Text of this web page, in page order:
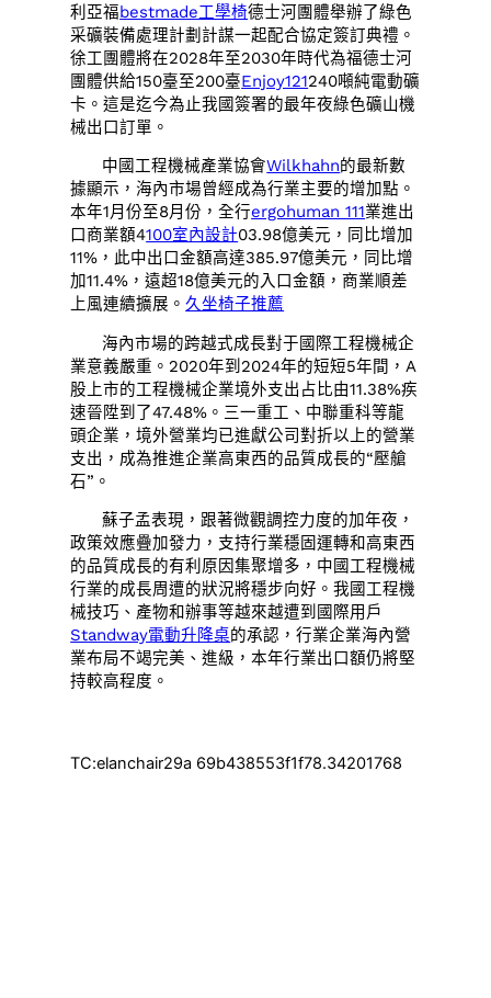
利亞福bestmade工學椅德士河團體舉辦了綠色
采礦裝備處理計劃計謀一起配合協定簽訂典禮。
徐工團體將在2028年至2030年時代為福德士河
團體供給150臺至200臺Enjoy121240噸純電動礦
卡。這是迄今為止我國簽署的最年夜綠色礦山機
械出口訂單。
中國工程機械產業協會Wilkhahn的最新數
據顯示，海內市場曾經成為行業主要的增加點。
本年1月份至8月份，全行ergohuman 111業進出
口商業額4100室內設計03.98億美元，同比增加
11%，此中出口金額高達385.97億美元，同比增
加11.4%，遠超18億美元的入口金額，商業順差
上風連續擴展。久坐椅子推薦
海內市場的跨越式成長對于國際工程機械企
業意義嚴重。2020年到2024年的短短5年間，A
股上市的工程機械企業境外支出占比由11.38%疾
速晉陞到了47.48%。三一重工、中聯重科等龍
頭企業，境外營業均已進獻公司對折以上的營業
支出，成為推進企業高東西的品質成長的“壓艙
石”。
蘇子孟表現，跟著微觀調控力度的加年夜，
政策效應疊加發力，支持行業穩固運轉和高東西
的品質成長的有利原因集聚增多，中國工程機械
行業的成長周遭的狀況將穩步向好。我國工程機
械技巧、產物和辦事等越來越遭到國際用戶
Standway電動升降桌的承認，行業企業海內營
業布局不竭完美、進級，本年行業出口額仍將堅
持較高程度。
TC:elanchair29a 69b438553f1f78.34201768